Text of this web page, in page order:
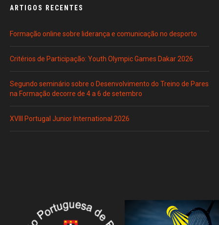
ARTIGOS RECENTES
Formação online sobre liderança e comunicação no desporto
Critérios de Participação: Youth Olympic Games Dakar 2026
Segundo seminário sobre o Desenvolvimento do Treino de Pares
na Formação decorre de 4 a 6 de setembro
XVIII Portugal Junior International 2026